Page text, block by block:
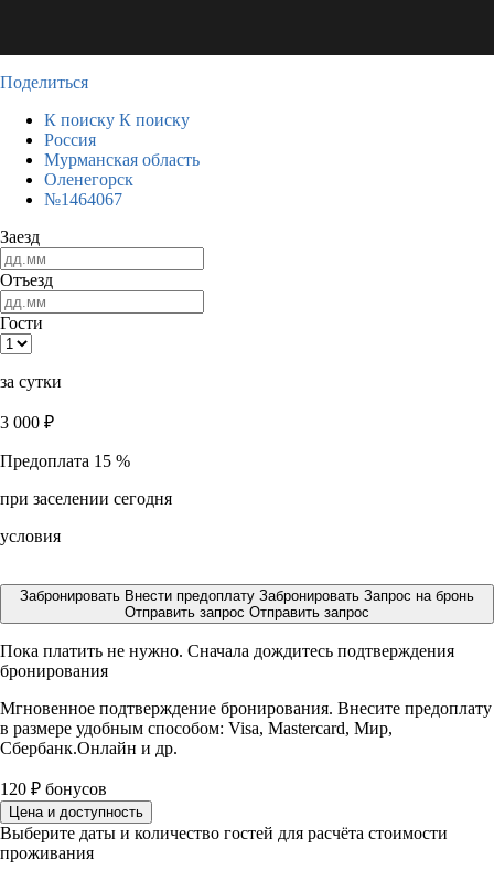
Поделиться
К поиску К поиску
Россия
Мурманская область
Оленегорск
№1464067
Заезд
Отъезд
Гости
за сутки
3 000 ₽
Предоплата 15 %
при заселении сегодня
условия
Забронировать Внести предоплату Забронировать Запрос на бронь
Отправить запрос Отправить запрос
Пока платить не нужно. Сначала дождитесь подтверждения
бронирования
Мгновенное подтверждение бронирования. Внесите предоплату
в размере удобным способом: Visa, Mastercard, Мир,
Сбербанк.Онлайн и др.
120 ₽ бонусов
Цена и доступность
Выберите даты и количество гостей для расчёта стоимости
проживания